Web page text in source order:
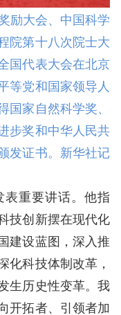
励大会、中国科学
院第十八次院士大
国代表大会在北京
等党和国家领导人
家自然科学奖、
步奖和中华人民共
发证书。新华社记
重要讲话。他指
技创新摆在现代化
建设蓝图，深入推
化科技体制改革，
生历史性变革。我
开拓者、引领者加